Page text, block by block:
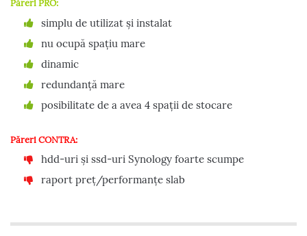
Păreri PRO:
simplu de utilizat și instalat
nu ocupă spațiu mare
dinamic
redundanță mare
posibilitate de a avea 4 spații de stocare
Păreri CONTRA:
hdd-uri și ssd-uri Synology foarte scumpe
raport preț/performanțe slab